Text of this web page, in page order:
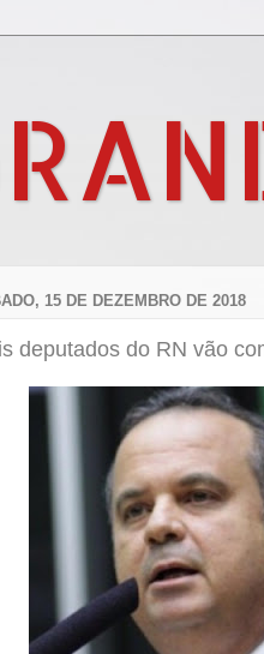
15 DE DEZEMBRO DE 2018
deputados do RN vão